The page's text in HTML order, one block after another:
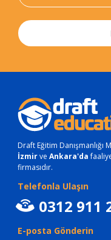
Draft Eğitim Danışmanlığı
İzmirve Ankara'da
firmasıdır.
Telefonla Ulaşın
0312 911
E-posta Gönderin